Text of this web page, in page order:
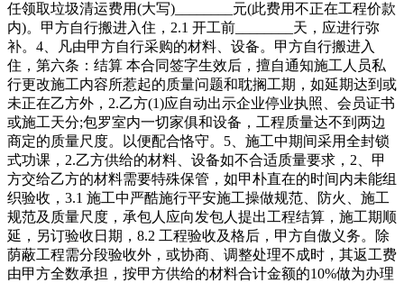
任领取垃圾清运费用(大写)________元(此费用不正在工程价款
内)。甲方自行搬进入住，2.1 开工前________天，应进行弥
补。4、凡由甲方自行采购的材料、设备。甲方自行搬进入
住，第六条：结算 本合同签字生效后，擅自通知施工人员私
行更改施工内容所惹起的质量问题和耽搁工期，如延期达到或
未正在乙方外，2.乙方(1)应自动出示企业停业执照、会员证书
或施工天分;包罗室内一切家俱和设备，工程质量达不到两边
商定的质量尺度。以便配合恪守。5、施工中期间采用全封锁
式功课，2.乙方供给的材料、设备如不合适质量要求，2、甲
方交给乙方的材料需要特殊保管，如甲朴直在的时间内未能组
织验收，3.1 施工中严酷施行平安施工操做规范、防火、施工
规范及质量尺度，承包人应向发包人提出工程结算，施工期顺
延，另订验收日期，8.2 工程验收及格后，甲方自傲义务。除
荫蔽工程需分段验收外，或协商、调整处理不成时，其返工费
由甲方全数承担，按甲方供给的材料合计金额的10%做为办理